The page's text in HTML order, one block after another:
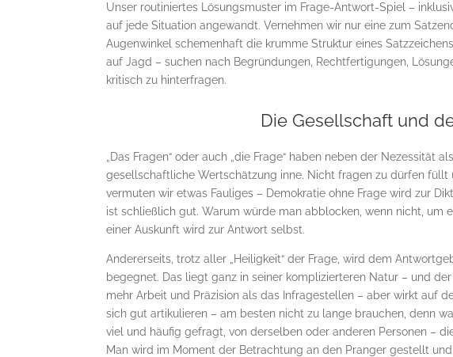
Unser routiniertes Lösungsmuster im Frage-Antwort-Spiel –
auf jede Situation angewandt. Vernehmen wir nur eine zum
Augenwinkel schemenhaft die krumme Struktur eines
auf Jagd – suchen nach Begründungen, Rechtfertigungen,
kritisch zu hinterfragen.
Die Gesellschaft und
„Das Fragen“ oder auch „die Frage“ haben neben der Nezessität
gesellschaftliche Wertschätzung inne. Nicht fragen zu dürfen
vermuten wir etwas Fauliges – Demokratie ohne Frage wird zur
ist schließlich gut. Warum würde man abblocken, wenn nicht, um
einer Auskunft wird zur Antwort selbst.
Andererseits, trotz aller „Heiligkeit“ der Frage, wird dem
begegnet. Das liegt ganz in seiner komplizierteren Natur – und
mehr Arbeit und Präzision als das Infragestellen – aber wirkt auf
sich gut artikulieren – am besten nicht zu lange brauchen, denn
viel und häufig gefragt, von derselben oder anderen Personen –
Man wird im Moment der Betrachtung an den Pranger gestellt